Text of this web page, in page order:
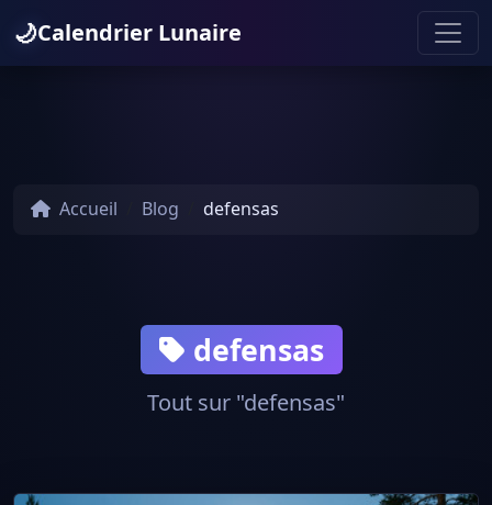
🌙Calendrier Lunaire
Accueil Blog defensas
defensas
Tout sur "defensas"